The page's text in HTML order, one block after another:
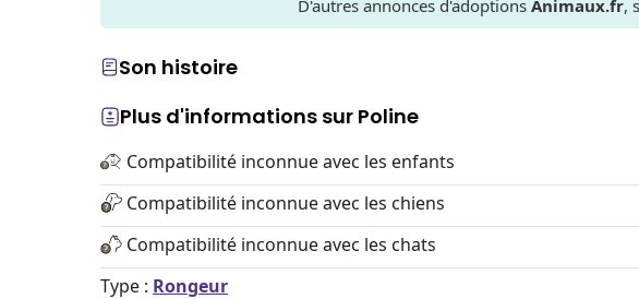
D'autres annonces d'adoptions Animaux.fr,
Son histoire
Plus d'informations sur Poline
Compatibilité inconnue avec les enfants
Compatibilité inconnue avec les chiens
Compatibilité inconnue avec les chats
Type : Rongeur